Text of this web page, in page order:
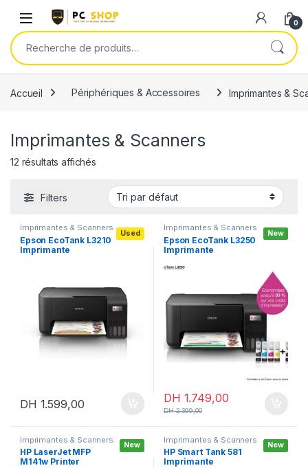
Skip to navigation
Skip to content
0
Recherche pour :
Accueil Périphériques & Accessoires Imprimantes &
Imprimantes & Scanners
12 résultats affichés
Filters
Used
Imprimantes & Scanners
Epson EcoTank L3210
Imprimante
DH 1.599,00
New
Imprimantes & Scanners
Epson EcoTank L3250
Imprimante
réservoirs
DH 1.749,00
DH2.399,00
New
Imprimantes & Scanners
HP LaserJet MFP
M141w Printer
New
Imprimantes & Scanners
HP Smart Tank 581
Imprimante